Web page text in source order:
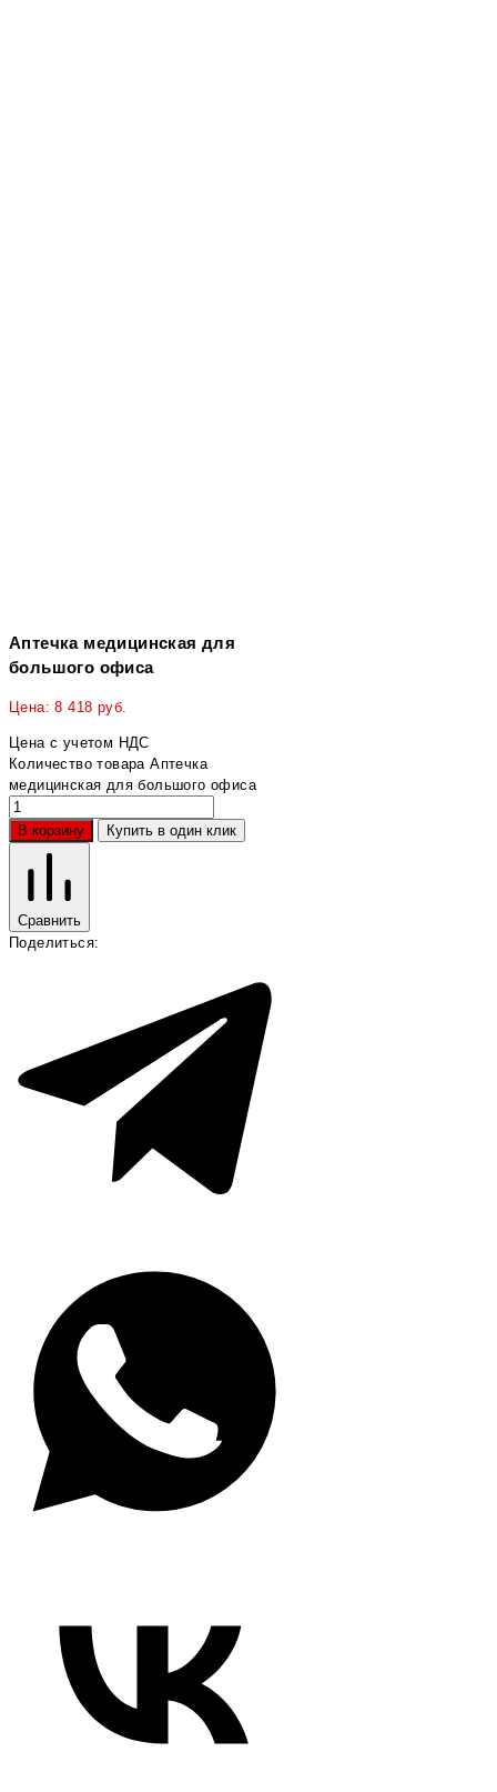
Аптечка медицинская для
большого офиса
Цена:8 418 руб.
Цена с учетом НДС
Количество товара Аптечка
медицинская для большого офиса
В корзину Купить в один клик
Сравнить
Поделиться: